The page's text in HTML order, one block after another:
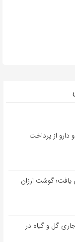
و دارو از پرداخت
درصد کاهش یافت؛ گوشت ارزان
گل و گیاه در